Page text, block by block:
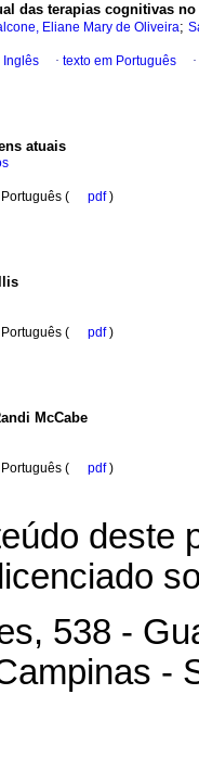
das terapias cognitivas
Eliane Mary de Oliveira;
Inglês · texto em Português ·
atuais
Português ( pdf)
Português ( pdf)
McCabe
Português ( pdf)
deste
538 -
-